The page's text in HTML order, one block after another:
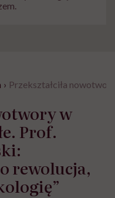
› Przekształciła
w
Prof.
rewolucja,